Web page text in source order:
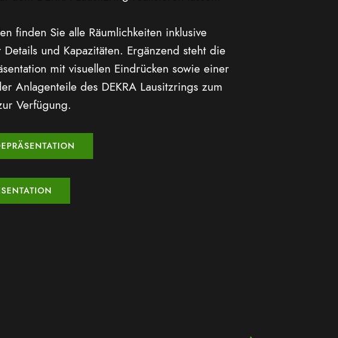
finden Sie alle Räumlichkeiten inklusive
Details und Kapazitäten. Ergänzend steht die
mit visuellen Eindrücken sowie einer
Anlagenteile des DEKRA Lausitzrings zum
Verfügung.